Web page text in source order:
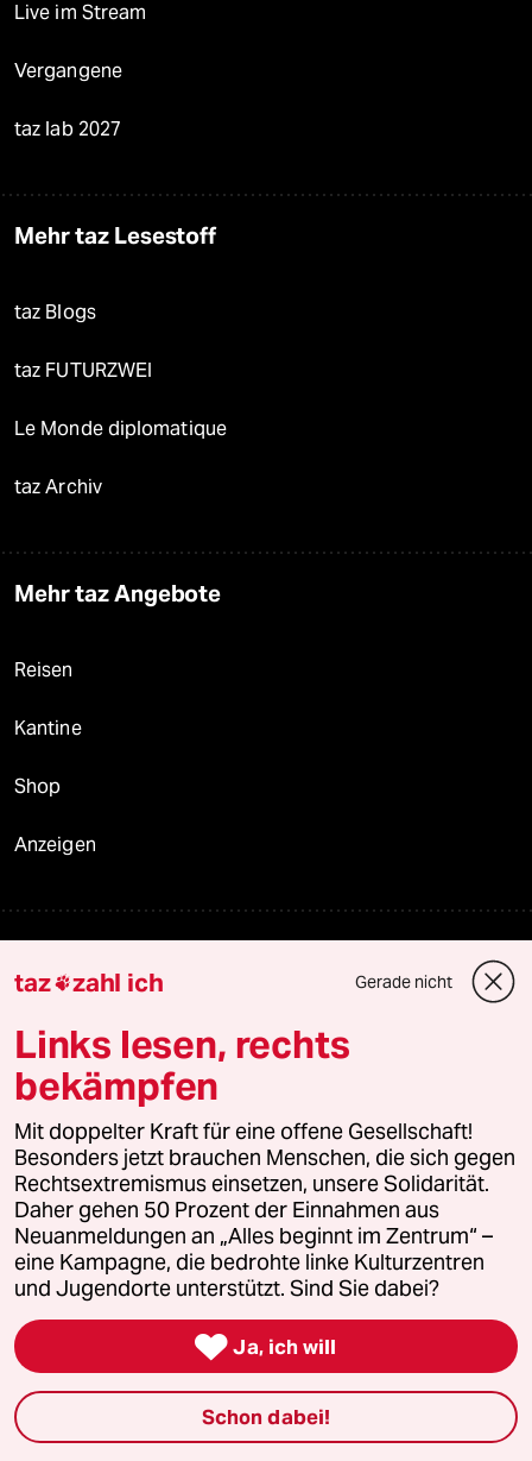
Live im Stream
Vergangene
taz lab 2027
Mehr taz Lesestoff
taz Blogs
taz FUTURZWEI
Le Monde diplomatique
taz Archiv
Mehr taz Angebote
Reisen
Kantine
Shop
Anzeigen
Feedback
Aboservice
ePaper Login
Downloads für Abonnierende
© 2026 taz Verlags und Vertriebs GmbH
Alle Rechte vorbehalten. Bei rechtlichen Fragen oder für Genehmigungen
wenden Sie sich bitte an
lizenzen@taz.de
Feedback Redaktionsstatut Kommune-Richtlinien
taz zahl ich Gerade nicht
Links lesen, rechts
bekämpfen
Mit doppelter Kraft für eine offene Gesellschaft!
Besonders jetzt brauchen Menschen, die sich gegen
Rechtsextremismus einsetzen, unsere Solidarität.
Daher gehen 50 Prozent der Einnahmen aus
Neuanmeldungen an „Alles beginnt im Zentrum“ –
eine Kampagne, die bedrohte linke Kulturzentren
und Jugendorte unterstützt. Sind Sie dabei?
 Ja, ich will
Schon dabei!